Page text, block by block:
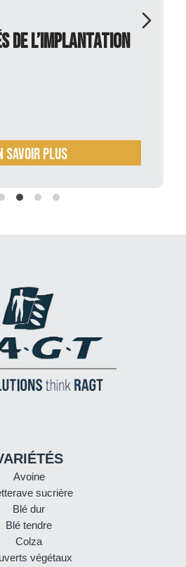
de l’implantation
savoir plus
Avoine
sucrière
Blé dur
Blé tendre
Colza
végétaux